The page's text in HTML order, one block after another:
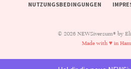
NUTZUNGSBEDINGUNGEN
© 2026 NEWSiversum® by
Made with ♥ in